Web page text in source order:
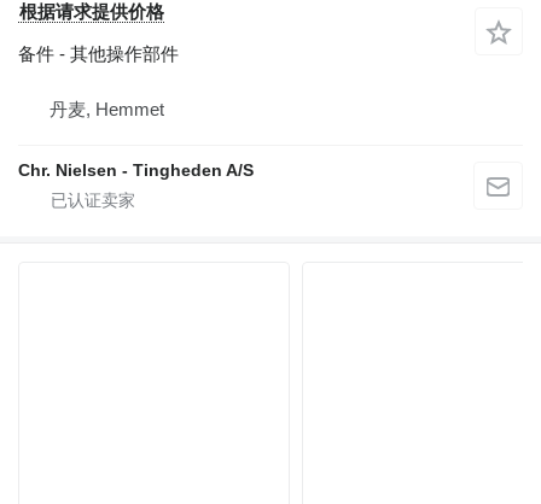
根据请求提供价格
备件 - 其他操作部件
丹麦, Hemmet
Chr. Nielsen - Tingheden A/S